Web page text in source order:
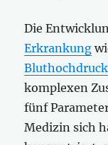
Die
Erkrankung
Bluthochdruck
komplexen
fünf
Medizin sich